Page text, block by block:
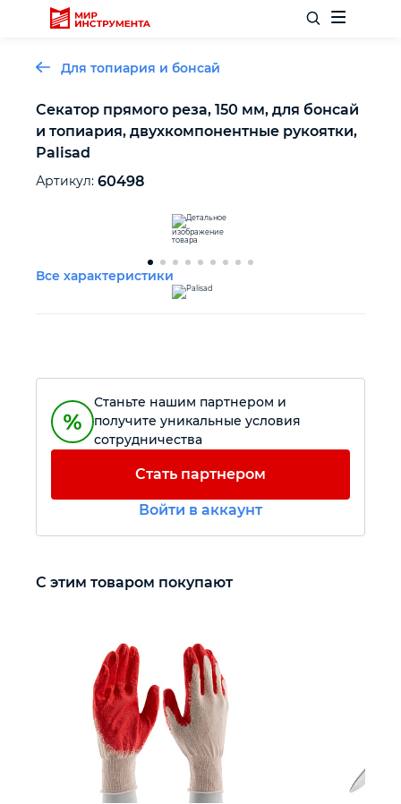
Отделочный инструмент
Слесарный инструмент
Столярный инструмент
Садовый инвентарь
Автомобильный инструмент
Крепежный инструмент
Прочий инструмент
Для топиария и бонсай
Секатор прямого реза, 150 мм, для бонсай
и топиария, двухкомпонентные рукоятки,
Palisad
Артикул: 60498
Все характеристики
Станьте нашим партнером и
получите уникальные условия
сотрудничества
Стать партнером
Войти в аккаунт
С этим товаром покупают